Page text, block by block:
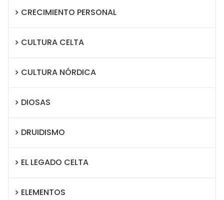
CRECIMIENTO PERSONAL
CULTURA CELTA
CULTURA NÓRDICA
DIOSAS
DRUIDISMO
EL LEGADO CELTA
ELEMENTOS